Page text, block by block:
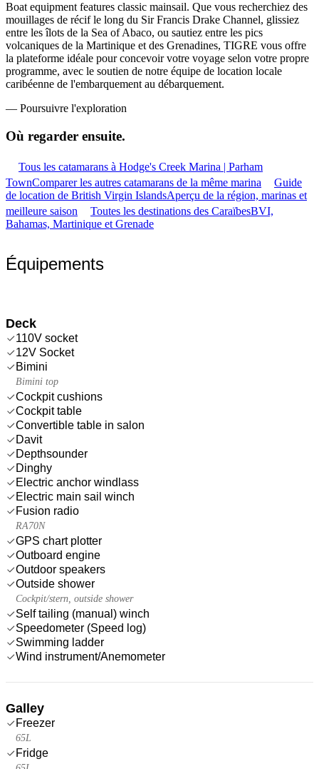
Boat equipment features classic mainsail. Que vous recherchiez des
mouillages de récif le long du Sir Francis Drake Channel, glissiez
entre les îlots de la Sea of Abaco, ou sautiez entre les pics
volcaniques de la Martinique et des Grenadines, TIGRE vous offre
la plateforme idéale pour concevoir votre voyage selon votre propre
programme, avec le soutien de notre équipe de location locale
caribéenne de l'embarquement au débarquement.
— Poursuivre l'exploration
Où regarder ensuite.
Tous les catamarans à Hodge's Creek Marina | Parham
TownComparer les autres catamarans de la même marina
Guide
de location de British Virgin IslandsAperçu de la région, marinas et
meilleure saison
Toutes les destinations des CaraïbesBVI,
Bahamas, Martinique et Grenade
Équipements
Deck
110V socket
12V Socket
Bimini
Bimini top
Cockpit cushions
Cockpit table
Convertible table in salon
Davit
Depthsounder
Dinghy
Electric anchor windlass
Electric main sail winch
Fusion radio
RA70N
GPS chart plotter
Outboard engine
Outdoor speakers
Outside shower
Cockpit/stern, outside shower
Self tailing (manual) winch
Speedometer (Speed log)
Swimming ladder
Wind instrument/Anemometer
Galley
Freezer
65L
Fridge